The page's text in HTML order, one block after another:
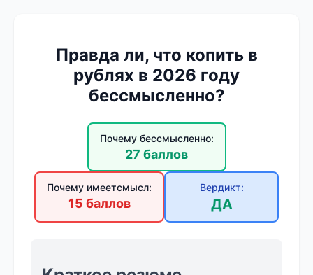
Правда ли, что копить в
рублях в 2026 году
бессмысленно?
Почему бессмысленно:
27 баллов
Почему имеетсмысл:
15 баллов
Вердикт:
ДА